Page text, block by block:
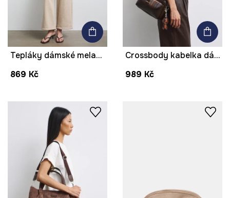
Tepláky dámské melanžové
869 Kč
Crossbody kabelka dámská s klíčenkou
989 Kč